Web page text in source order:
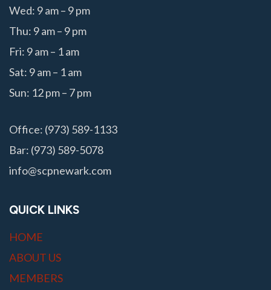
Wed: 9 am – 9 pm
Thu: 9 am – 9 pm
Fri: 9 am – 1 am
Sat: 9 am – 1 am
Sun: 12 pm – 7 pm
Office: (973) 589-1133
Bar: (973) 589-5078
info@scpnewark.com
QUICK LINKS
HOME
ABOUT US
MEMBERS